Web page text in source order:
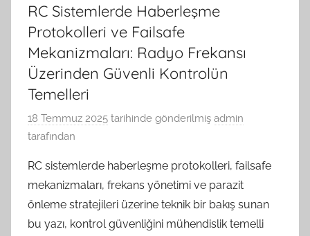
RC Sistemlerde Haberleşme
Protokolleri ve Failsafe
Mekanizmaları: Radyo Frekansı
Üzerinden Güvenli Kontrolün
Temelleri
18 Temmuz 2025 tarihinde gönderilmiş admin
tarafından
RC sistemlerde haberleşme protokolleri, failsafe
mekanizmaları, frekans yönetimi ve parazit
önleme stratejileri üzerine teknik bir bakış sunan
bu yazı, kontrol güvenliğini mühendislik temelli